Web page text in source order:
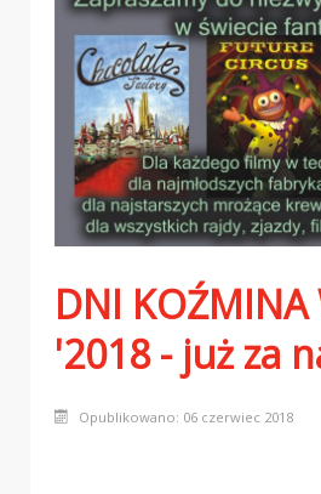
GZIK -a i BIESIADA PO
DNI KOŹMINA
'2018 - już za
Opublikowano: 06 czerwiec 2018